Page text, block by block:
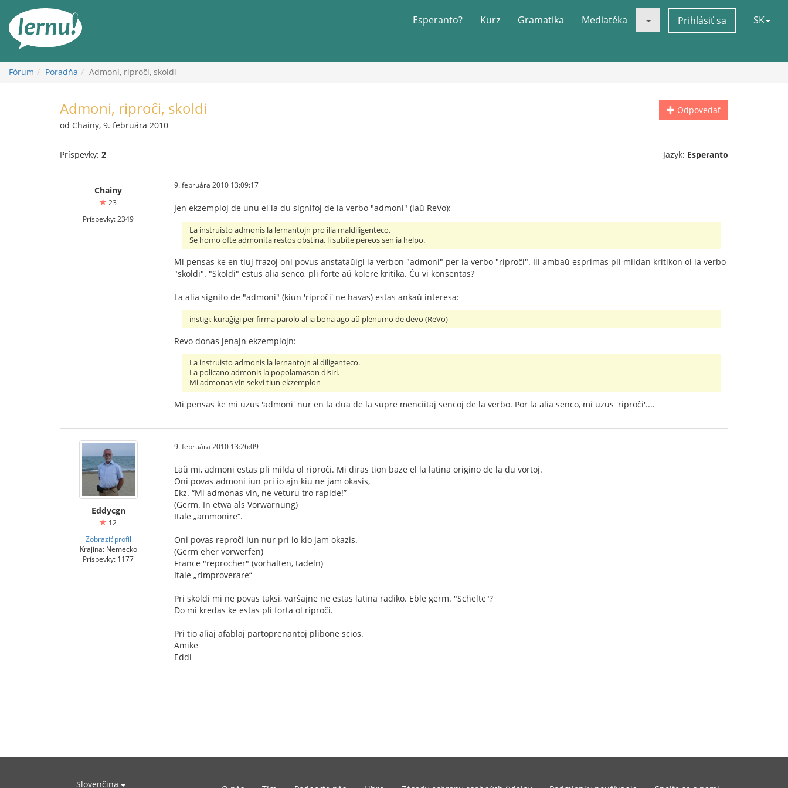
obsah
Esperanto? Kurz Gramatika Mediatéka Prihlásiť sa SK
Fórum Poradňa Admoni, riproĉi, skoldi
Odpovedať
Admoni, riproĉi, skoldi
od Chainy, 9. februára 2010
Príspevky: 2 Jazyk: Esperanto
Chainy
23
Príspevky: 2349
9. februára 2010 13:09:17
Jen ekzemploj de unu el la du signifoj de la verbo "admoni" (laŭ ReVo):
La instruisto admonis la lernantojn pro ilia maldiligenteco.
Se homo ofte admonita restos obstina, li subite pereos sen ia helpo.
Mi pensas ke en tiuj frazoj oni povus anstataŭigi la verbon "admoni" per la verbo "riproĉi". Ili ambaŭ esprimas pli mildan kritikon ol la verbo
"skoldi". "Skoldi" estus alia senco, pli forte aŭ kolere kritika. Ĉu vi konsentas?
La alia signifo de "admoni" (kiun 'riproĉi' ne havas) estas ankaŭ interesa:
instigi, kuraĝigi per firma parolo al ia bona ago aŭ plenumo de devo (ReVo)
Revo donas jenajn ekzemplojn:
La instruisto admonis la lernantojn al diligenteco.
La policano admonis la popolamason disiri.
Mi admonas vin sekvi tiun ekzemplon
Mi pensas ke mi uzus 'admoni' nur en la dua de la supre menciitaj sencoj de la verbo. Por la alia senco, mi uzus 'riproĉi'....
Eddycgn
12
Zobraziť profil
Krajina: Nemecko
Príspevky: 1177
9. februára 2010 13:26:09
Laŭ mi, admoni estas pli milda ol riproĉi. Mi diras tion baze el la latina origino de la du vortoj.
Oni povas admoni iun pri io ajn kiu ne jam okasis,
Ekz. “Mi admonas vin, ne veturu tro rapide!”
(Germ. In etwa als Vorwarnung)
Itale „ammonire“.
Oni povas reproĉi iun nur pri io kio jam okazis.
(Germ eher vorwerfen)
France "reprocher" (vorhalten, tadeln)
Itale „rimproverare“
Pri skoldi mi ne povas taksi, varŝajne ne estas latina radiko. Eble germ. "Schelte"?
Do mi kredas ke estas pli forta ol riproĉi.
Pri tio aliaj afablaj partoprenantoj plibone scios.
Amike
Eddi
Slovenčina